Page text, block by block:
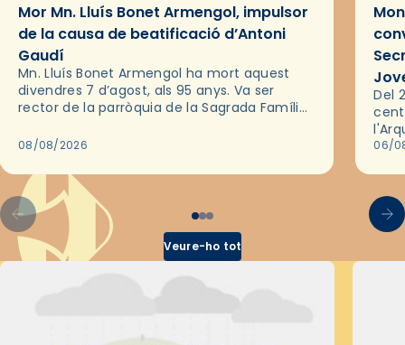
Mor Mn. Lluís Bonet Armengol, impulsor
de la causa de beatificació d’Antoni
Gaudí
Mn. Lluís Bonet Armengol ha mort aquest
divendres 7 d’agost, als 95 anys. Va ser
rector de la parròquia de la Sagrada Família
2018,…
08/08/2026
Del
les
06/
Veure-ho tot